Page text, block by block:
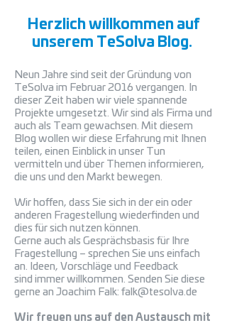
Herzlich willkommen auf
unserem TeSolva Blog.
Neun Jahre sind seit der Gründung von
TeSolva im Februar 2016 vergangen. In
dieser Zeit haben wir viele spannende
Projekte umgesetzt. Wir sind als Firma und
auch als Team gewachsen. Mit diesem
Blog wollen wir diese Erfahrung mit Ihnen
teilen, einen Einblick in unser Tun
vermitteln und über Themen informieren,
die uns und den Markt bewegen.
Wir hoffen, dass Sie sich in der ein oder
anderen Fragestellung wiederfinden und
dies für sich nutzen können.
Gerne auch als Gesprächsbasis für Ihre
Fragestellung – sprechen Sie uns einfach
an. Ideen, Vorschläge und Feedback
sind immer willkommen. Senden Sie diese
gerne an Joachim Falk: falk@tesolva.de
Wir freuen uns auf den Austausch mit